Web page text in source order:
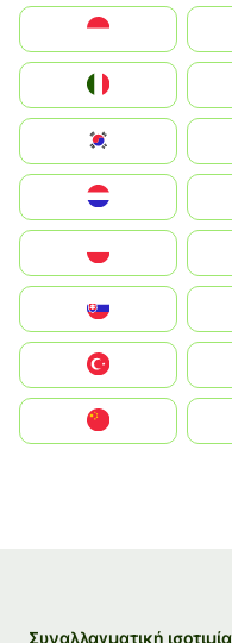
South Korea
United States
中國香港特別行政區
Συναλλαγματική